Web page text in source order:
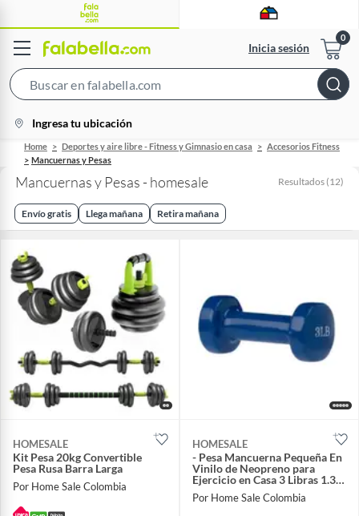
Inicia sesión
Bar
location-
icon
Ingresa tu ubicación
Home Deportes y aire libre - Fitness y Gimnasio en casa
Accesorios Fitness
Mancuernas y Pesas
Mancuernas y Pesas - homesale Resultados (12)
Envío gratis Llega mañana Retira mañana
HOMESALE
Kit Pesa 20kg Convertible
Pesa Rusa Barra Larga
Por Home Sale Colombia
HOMESALE
- Pesa Mancuerna Pequeña En
Vinilo de Neopreno para
Ejercicio en Casa 3 Libras 1.3
Kilo
Por Home Sale Colombia